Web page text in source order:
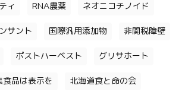
ィ RNA農薬 ネオニコチノイド
サント 国際汎用添加物 非関税障壁
ポストハーベスト グリサホート
品は表示を 北海道食と命の会